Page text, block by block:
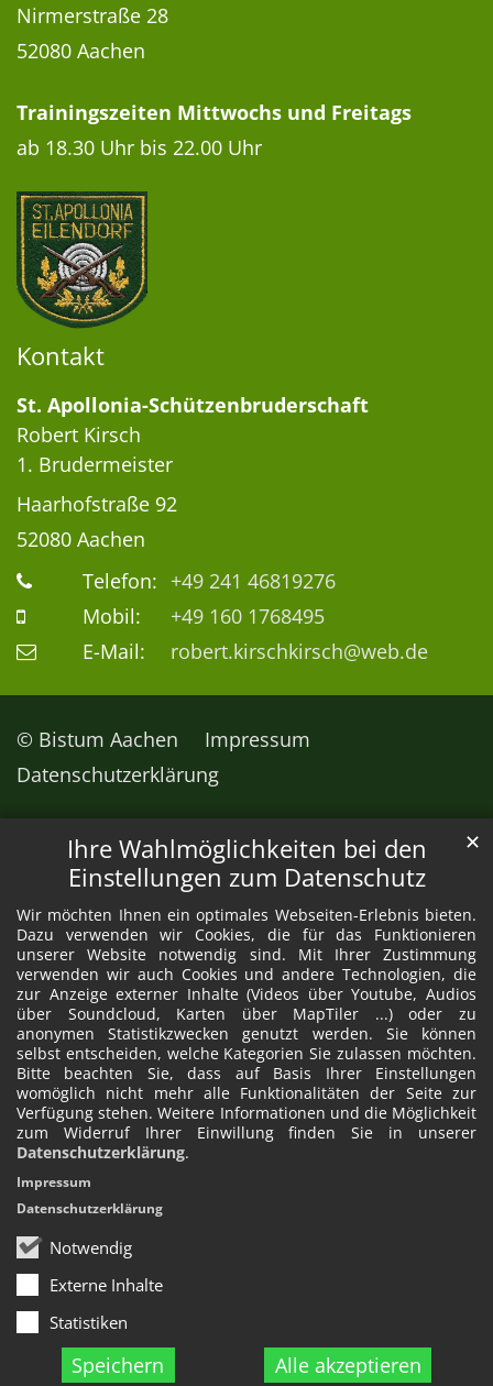
Ihre Wahlmöglichkeiten bei den
Einstellungen zum Datenschutz
Wir möchten Ihnen ein optimales Webseiten-Erlebnis bieten.
Dazu verwenden wir Cookies, die für das Funktionieren
unserer Website notwendig sind. Mit Ihrer Zustimmung
verwenden wir auch Cookies und andere Technologien, die
zur Anzeige externer Inhalte (Videos über Youtube, Audios
über Soundcloud, Karten über MapTiler ...) oder zu
anonymen Statistikzwecken genutzt werden. Sie können
selbst entscheiden, welche Kategorien Sie zulassen möchten.
Bitte beachten Sie, dass auf Basis Ihrer Einstellungen
womöglich nicht mehr alle Funktionalitäten der Seite zur
Verfügung stehen. Weitere Informationen und die Möglichkeit
zum Widerruf Ihrer Einwillung finden Sie in unserer
Datenschutzerklärung.
Notwendig
Externe Inhalte
Statistiken
Speichern Alle akzeptieren
✕
Impressum
Datenschutzerklärung
Nirmerstraße 28
52080 Aachen
Trainingszeiten Mittwochs und Freitags
ab 18.30 Uhr bis 22.00 Uhr
Kontakt
St. Apollonia-Schützenbruderschaft
Robert Kirsch
1. Brudermeister
Haarhofstraße 92
52080 Aachen
Telefon: +49 241 46819276
Mobil:
+49 160 1768495
E-Mail:
robert.kirschkirsch@web.de
© Bistum Aachen
Impressum
Datenschutzerklärung